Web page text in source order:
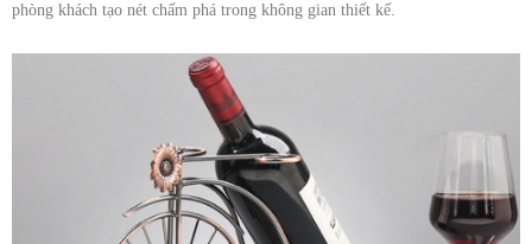
phòng khách tạo nét chấm phá trong không gian thiết kế.